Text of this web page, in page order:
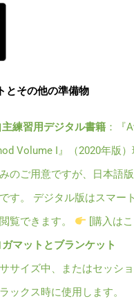
とその他の準備物
主練習用デジタル書籍 ：『
Volume I』（2020年版
のご用意ですが、日本語
す。 デジタル版はスマー
覧できます。
[購入は
ガマットとブランケット
サイズ中、またはセッシ
ックス時に使用します。